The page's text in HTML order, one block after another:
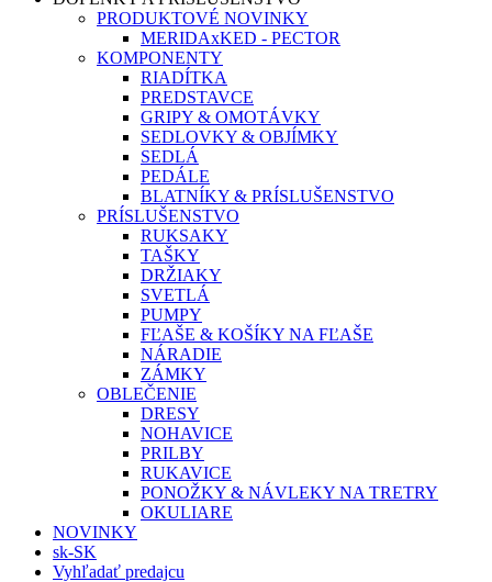
PRODUKTOVÉ NOVINKY
MERIDAxKED - PECTOR
KOMPONENTY
RIADÍTKA
PREDSTAVCE
GRIPY & OMOTÁVKY
SEDLOVKY & OBJÍMKY
SEDLÁ
PEDÁLE
BLATNÍKY & PRÍSLUŠENSTVO
PRÍSLUŠENSTVO
RUKSAKY
TAŠKY
DRŽIAKY
SVETLÁ
PUMPY
FĽAŠE & KOŠÍKY NA FĽAŠE
NÁRADIE
ZÁMKY
OBLEČENIE
DRESY
NOHAVICE
PRILBY
RUKAVICE
PONOŽKY & NÁVLEKY NA TRETRY
OKULIARE
NOVINKY
sk-SK
Vyhľadať predajcu